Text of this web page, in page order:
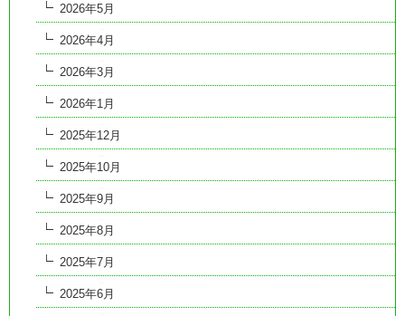
2026年5月
2026年4月
2026年3月
2026年1月
2025年12月
2025年10月
2025年9月
2025年8月
2025年7月
2025年6月